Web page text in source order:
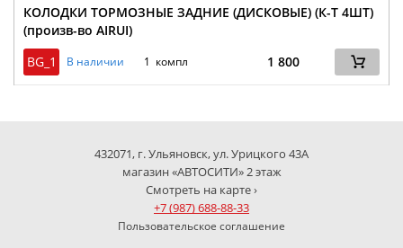
КОЛОДКИ ТОРМОЗНЫЕ ЗАДНИЕ (ДИСКОВЫЕ) (К-Т 4ШТ)
(произв-во AIRUI)
BG_1
В наличии 1 компл 1 800
432071, г. Ульяновск, ул. Урицкого 43А
магазин «АВТОСИТИ» 2 этаж
Смотреть на карте ›
+7 (987) 688-88-33
Пользовательское соглашение